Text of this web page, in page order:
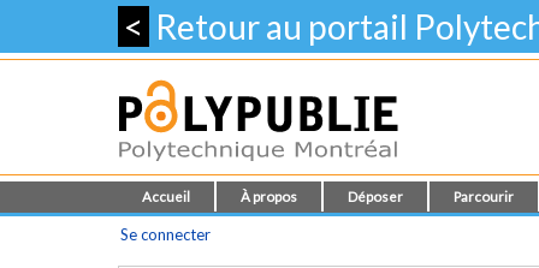
< Retour au portail
Accueil À propos Déposer Parcourir
Se connecter